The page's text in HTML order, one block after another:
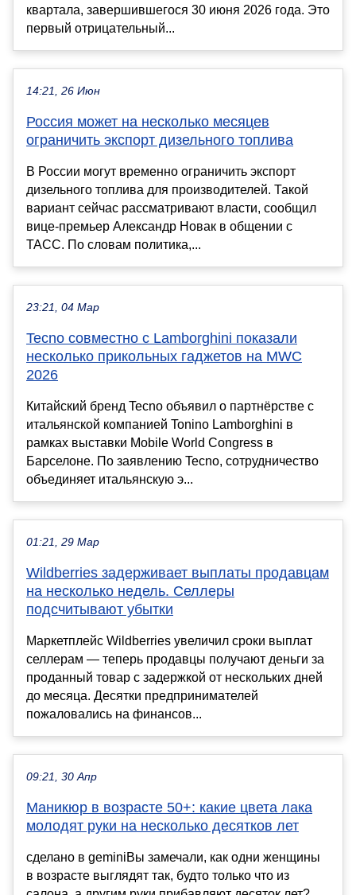
квартала, завершившегося 30 июня 2026 года. Это
первый отрицательный...
14:21, 26 Июн
Россия может на несколько месяцев
ограничить экспорт дизельного топлива
В России могут временно ограничить экспорт
дизельного топлива для производителей. Такой
вариант сейчас рассматривают власти, сообщил
вице-премьер Александр Новак в общении с
ТАСС. По словам политика,...
23:21, 04 Мар
Tecno совместно с Lamborghini показали
несколько прикольных гаджетов на MWC
2026
Китайский бренд Tecno объявил о партнёрстве с
итальянской компанией Tonino Lamborghini в
рамках выставки Mobile World Congress в
Барселоне. По заявлению Tecno, сотрудничество
объединяет итальянскую э...
01:21, 29 Мар
Wildberries задерживает выплаты продавцам
на несколько недель. Селлеры
подсчитывают убытки
Маркетплейс Wildberries увеличил сроки выплат
селлерам — теперь продавцы получают деньги за
проданный товар с задержкой от нескольких дней
до месяца. Десятки предпринимателей
пожаловались на финансов...
09:21, 30 Апр
Маникюр в возрасте 50+: какие цвета лака
молодят руки на несколько десятков лет
сделано в geminiВы замечали, как одни женщины
в возрасте выглядят так, будто только что из